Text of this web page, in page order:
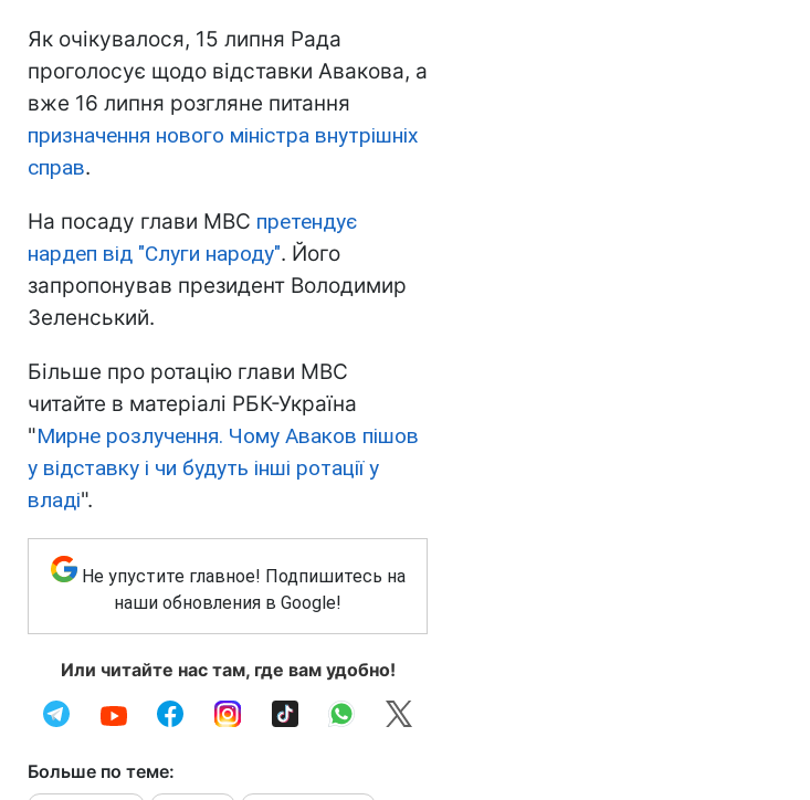
Як очікувалося, 15 липня Рада
проголосує щодо відставки Авакова, а
вже 16 липня розгляне питання
призначення нового міністра внутрішніх
справ.
На посаду глави МВС претендує
нардеп від "Слуги народу". Його
запропонував президент Володимир
Зеленський.
Більше про ротацію глави МВС
читайте в матеріалі РБК-Україна
"Мирне розлучення. Чому Аваков пішов
у відставку і чи будуть інші ротації у
владі".
Не упустите главное! Подпишитесь на
наши обновления в Google!
Или читайте нас там, где вам удобно!
Больше по теме: